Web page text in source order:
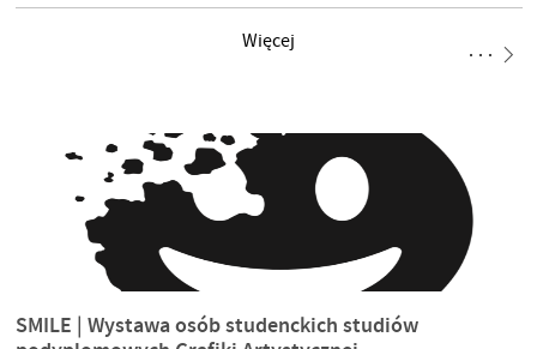
ale także ograniczone. Wydruki, które stworzyłam, są tylko nie
na moment.
Więcej
SMILE | Wystawa osób studenckich studiów